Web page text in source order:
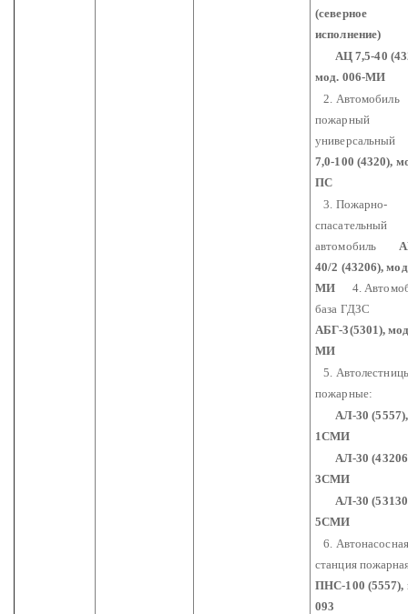
(северное
исполнение)
АЦ 7,5-40
мод. 006-МИ
2. Автомобиль
пожарный
универсальный
7,0-100 (4320),
ПС
3. Пожарно-
спасательный
автомобиль
40/2 (43206),
МИ
4.
база ГДЗС
АБГ-3(5301),
МИ
5.
пожарные:
АЛ-30 (5557),
1СМИ
АЛ-30
3СМИ
АЛ-30
5СМИ
6. Автонасосная
станция
ПНС-100 (5557),
093